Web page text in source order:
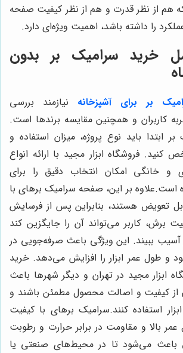
هم از نظر قدرت و هم از نظر کیفیت صفحه
را داشته باشد، اهمیت ویژه‌ای دارد.
خرید سرامیک بر بدون
بر برای آشپزخانه نیازمند بررسی
کاربران و همچنین مقایسه برندها است.
ابتدا باید نوع پروژه، میزان استفاده و
فروشگاه ابزار مجید با ارائه انواع
و خانگی امکان انتخاب دقیق را برای
است.علاوه بر این، صفحه سرامیک برهای با
تعویض هستند، بنابراین پس از فرسایش
برش، کاربر می‌تواند آن را جایگزین کند
آسیب ببیند. این ویژگی باعث صرفه‌جویی در
و طول عمر ابزار را افزایش می‌دهد. خرید
ابزار مجید در تهران و دیگر شهرها باعث
از کیفیت و اصالت محصول مطمئن باشند و
استفاده کنند.سرامیک برهای با کیفیت
بالا و مقاومت در برابر حرارت و رطوبت
باعث می‌شود تا در محیط‌های صنعتی یا